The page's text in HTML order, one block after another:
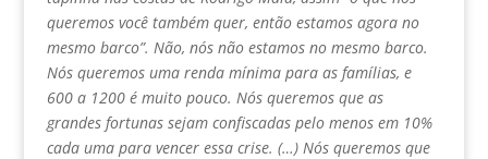
queremos você também quer, então estamos agora no
mesmo barco”. Não, nós não estamos no mesmo barco.
Nós queremos uma renda mínima para as famílias, e
600 a 1200 é muito pouco. Nós queremos que as
grandes fortunas sejam confiscadas pelo menos em 10%
cada uma para vencer essa crise. (…) Nós queremos que